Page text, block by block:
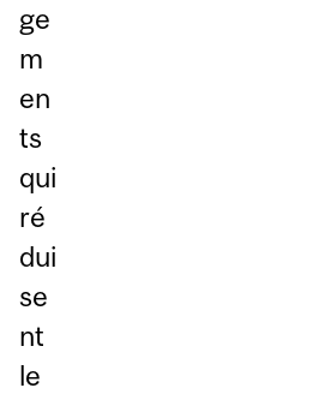
ge
m
en
ts
qui
ré
dui
se
nt
le